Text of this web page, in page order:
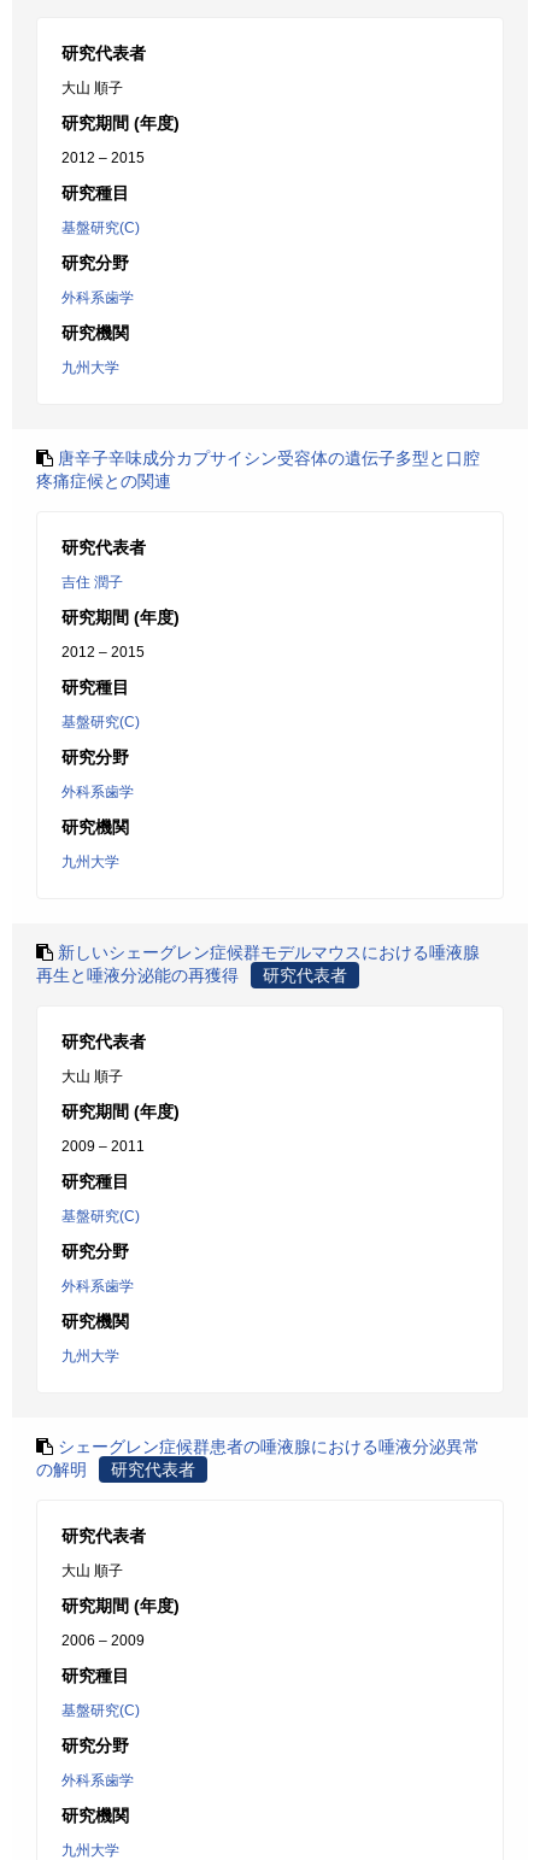
研究代表者
大山 順子
研究期間 (年度)
2012 – 2015
研究種目
基盤研究(C)
研究分野
外科系歯学
研究機関
九州大学
唐辛子辛味成分カプサイシン受容体の遺伝子多型と口腔
疼痛症候との関連
研究代表者
吉住 潤子
研究期間 (年度)
2012 – 2015
研究種目
基盤研究(C)
研究分野
外科系歯学
研究機関
九州大学
新しいシェーグレン症候群モデルマウスにおける唾液腺
再生と唾液分泌能の再獲得
研究代表者
研究代表者
大山 順子
研究期間 (年度)
2009 – 2011
研究種目
基盤研究(C)
研究分野
外科系歯学
研究機関
九州大学
シェーグレン症候群患者の唾液腺における唾液分泌異常
の解明
研究代表者
研究代表者
大山 順子
研究期間 (年度)
2006 – 2009
研究種目
基盤研究(C)
研究分野
外科系歯学
研究機関
九州大学